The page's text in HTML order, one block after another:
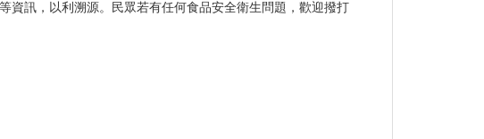
訊，以利溯源。民眾若有任何食品安全衛生問題，歡迎撥打